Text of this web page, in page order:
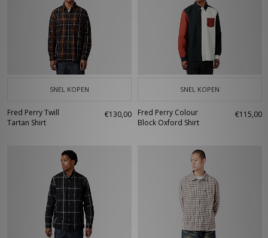
SNEL KOPEN
Fred Perry Twill
Tartan Shirt
€130,00
SNEL KOPEN
Fred Perry Colour
Block Oxford Shirt
€115,00